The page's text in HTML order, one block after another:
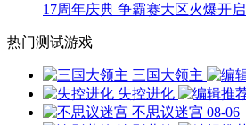
17周年庆典 争霸赛大区火爆开启
热门测试游戏
三国大领主
失控进化
不思议迷宫 08-06